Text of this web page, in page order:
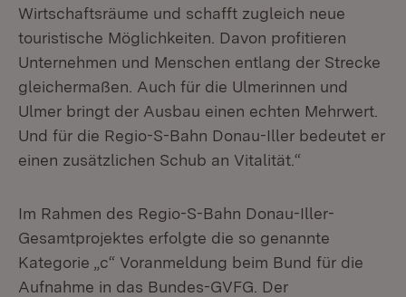
Wirtschaftsräume und schafft zugleich neue
touristische Möglichkeiten. Davon profitieren
Unternehmen und Menschen entlang der Strecke
gleichermaßen. Auch für die Ulmerinnen und
Ulmer bringt der Ausbau einen echten Mehrwert.
Und für die Regio-S-Bahn Donau-Iller bedeutet er
einen zusätzlichen Schub an Vitalität.“
Im Rahmen des Regio-S-Bahn Donau-Iller-
Gesamtprojektes erfolgte die so genannte
Kategorie „c“ Voranmeldung beim Bund für die
Aufnahme in das Bundes-GVFG. Der